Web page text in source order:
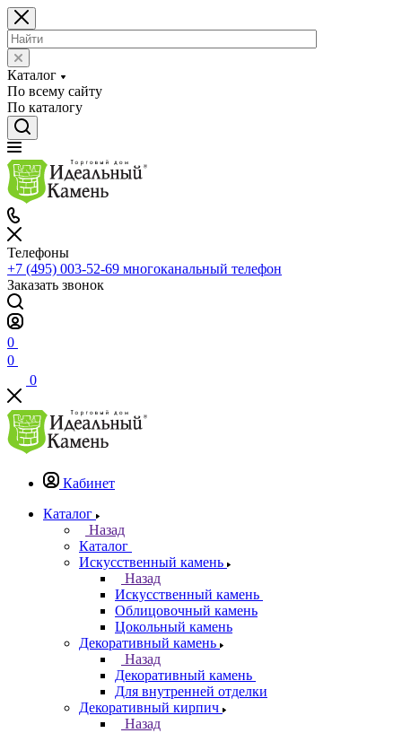
Каталог
По всему сайту
По каталогу
Телефоны
+7 (495) 003-52-69 многоканальный телефон
Заказать звонок
0
0
0
Кабинет
Каталог
Назад
Каталог
Искусственный камень
Назад
Искусственный камень
Облицовочный камень
Цокольный камень
Декоративный камень
Назад
Декоративный камень
Для внутренней отделки
Декоративный кирпич
Назад